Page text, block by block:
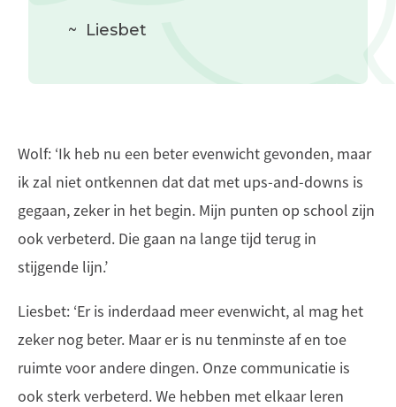
~ Liesbet
Wolf: ‘Ik heb nu een beter evenwicht gevonden, maar
ik zal niet ontkennen dat dat met ups-and-downs is
gegaan, zeker in het begin. Mijn punten op school zijn
ook verbeterd. Die gaan na lange tijd terug in
stijgende lijn.’
Liesbet: ‘Er is inderdaad meer evenwicht, al mag het
zeker nog beter. Maar er is nu tenminste af en toe
ruimte voor andere dingen. Onze communicatie is
ook sterk verbeterd. We hebben met elkaar leren